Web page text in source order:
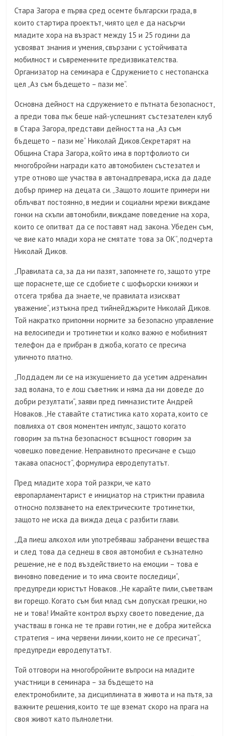
Стара Загора е първа сред осемте български града, в
които стартира проектът, чиято цел е да насърчи
младите хора на възраст между 15 и 25 години да
усвояват знания и умения, свързани с устойчивата
мобилност и съвременните предизвикателства.
Организатор на семинара е Сдружението с нестопанска
цел „Аз съм бъдещето – пази ме“.
Основна дейност на сдружението е пътната безопасност,
а преди това пък беше най-успешният състезателен клуб
в Стара Загора, представи дейността на „Аз съм
бъдещето – пази ме“ Николай Диков.Секретарят на
Община Стара Загора, който има в портфолиото си
многобройни награди като автомобилен състезател и
утре отново ще участва в автонадпревара, иска да даде
добър пример на децата си. „Защото лошите примери ни
облъчват постоянно, в медии и социални мрежи виждаме
гонки на скъпи автомобили, виждаме поведение на хора,
които се опитват да се поставят над закона. Убеден съм,
че вие като млади хора не смятате това за ОК“, подчерта
Николай Диков.
„Правилата са, за да ни пазят, запомнете го, защото утре
ще пораснете, ще се сдобиете с шофьорски книжки и
отсега трябва да знаете, че правилата изискват
уважение“, изтъкна пред тийнейджърите Николай Диков.
Той накратко припомни нормите за безопасно управление
на велосипеди и тротинетки и колко важно е мобилният
телефон да е прибран в джоба, когато се пресича
уличното платно.
„Поддадем ли се на изкушението да усетим адреналин
зад волана, то е лош съветник и няма да ни доведе до
добри резултати“, заяви пред гимназистите Андрей
Новаков. „Не ставайте статистика като хората, които се
повлияха от своя моментен импулс, защото когато
говорим за пътна безопасност всъщност говорим за
човешко поведение. Неправилното пресичане е също
такава опасност“, формулира евродепутатът.
Пред младите хора той разкри, че като
европарламентарист е инициатор на стриктни правила
относно ползването на електрическите тротинетки,
защото не иска да вижда деца с разбити глави.
„Да пиеш алкохол или употребяваш забранени вещества
и след това да седнеш в своя автомобил е съзнателно
решение, не е под въздействието на емоции – това е
виновно поведение и то има своите последици“,
предупреди юристът Новаков. „Не карайте пили, съветвам
ви горещо. Когато съм бил млад съм допускал грешки, но
не и това! Имайте контрол върху своето поведение, да
участваш в гонка не те прави готин, не е добра житейска
стратегия – има червени линии, които не се пресичат“,
предупреди евродепутатът.
Той отговори на многобройните въпроси на младите
участници в семинара – за бъдещето на
електромобилите, за дисциплината в живота и на пътя, за
важните решения, които те ще вземат скоро на прага на
своя живот като пълнолетни.